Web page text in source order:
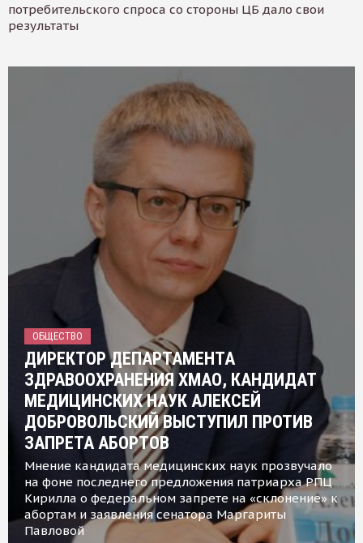
потребительского спроса со стороны ЦБ дало свои
результаты
ОБЩЕСТВО
ДИРЕКТОР ДЕПАРТАМЕНТА
ЗДРАВООХРАНЕНИЯ ХМАО, КАНДИДАТ
МЕДИЦИНСКИХ НАУК АЛЕКСЕЙ
ДОБРОВОЛЬСКИЙ ВЫСТУПИЛ ПРОТИВ
ЗАПРЕТА АБОРТОВ
Мнение кандидата медицинских наук прозвучало
на фоне последнего предложения патриарха РПЦ
Кирилла о федеральном запрете на «склонение» к
абортам и заявления сенатора Маргариты
Павловой